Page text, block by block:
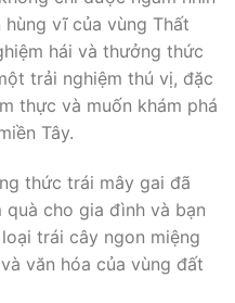
hùng vĩ của vùng Thất
hái và thưởng thức
trải nghiệm thú vị, đặc
thực và muốn khám phá
Tây.
thức trái mây gai đã
quà cho gia đình và bạn
trái cây ngon miệng
văn hóa của vùng đất